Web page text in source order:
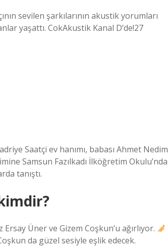
sevilen şarkılarının akustik yorumları
yaşattı. CokAkustik Kanal D’de!27
Saatçi ev hanımı, babası Ahmet Nedim
Samsun Fazılkadı İlköğretim Okulu’nda
tanıştı.
Üner ve Gizem Coşkun’u ağırlıyor.
da güzel sesiyle eşlik edecek.